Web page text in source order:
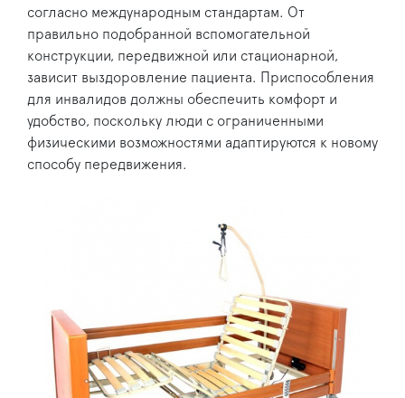
согласно международным стандартам. От
правильно подобранной вспомогательной
конструкции, передвижной или стационарной,
зависит выздоровление пациента. Приспособления
для инвалидов должны обеспечить комфорт и
удобство, поскольку люди с ограниченными
физическими возможностями адаптируются к новому
способу передвижения.